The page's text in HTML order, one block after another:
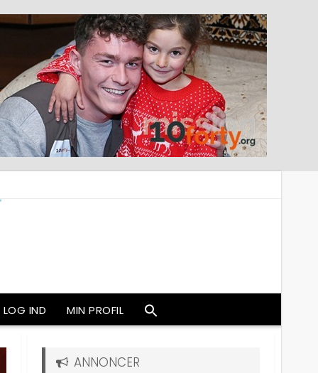
LOG IND MIN PROFIL
ANNONCER